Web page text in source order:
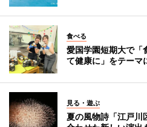
食べる
愛国学園短期大で
て健康に」をテーマ
見る・遊ぶ
夏の風物詩「江戸